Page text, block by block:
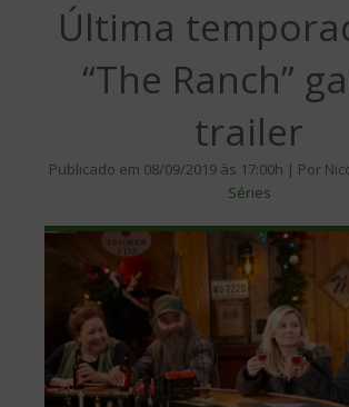
Última
“The Ranch”
trailer
Publicado em 08/09/2019 às 17:00h | Por
Séries